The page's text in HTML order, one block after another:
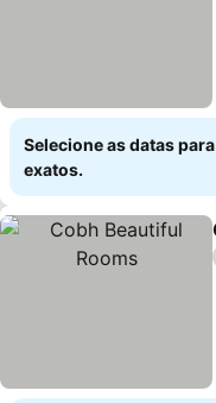
Selecione as datas
exatos.